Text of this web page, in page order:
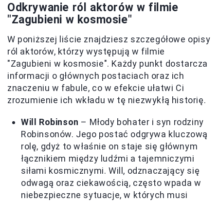
Odkrywanie ról aktorów w filmie
"Zagubieni w kosmosie"
W poniższej liście znajdziesz szczegółowe opisy
ról aktorów, którzy występują w filmie
"Zagubieni w kosmosie". Każdy punkt dostarcza
informacji o głównych postaciach oraz ich
znaczeniu w fabule, co w efekcie ułatwi Ci
zrozumienie ich wkładu w tę niezwykłą historię.
Will Robinson – Młody bohater i syn rodziny
Robinsonów. Jego postać odgrywa kluczową
rolę, gdyż to właśnie on staje się głównym
łącznikiem między ludźmi a tajemniczymi
siłami kosmicznymi. Will, odznaczający się
odwagą oraz ciekawością, często wpada w
niebezpieczne sytuacje, w których musi